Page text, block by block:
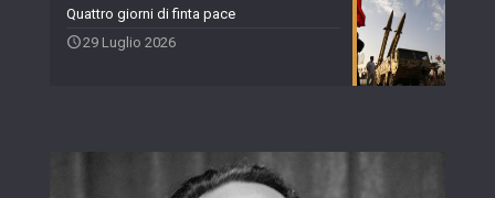
Quattro giorni di finta pace
29 Luglio 2026